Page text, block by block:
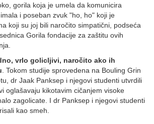
gorila koja je umela da komunicira
i poseban zvuk "ho, ho" koji je
koji su joj bili naročito simpatični, podseća
Gorila fondacije za zaštitu ovih
vrlo golicljivi, naročito ako ih
. Tokom studije sprovedena na Bouling Grin
dr Jaak Panksep i njegovi studenti utvrdili
oglašavaju kikotavim cičanjem visoke
zagolicate. I dr Panksep i njegovi studenti
kao smeh.